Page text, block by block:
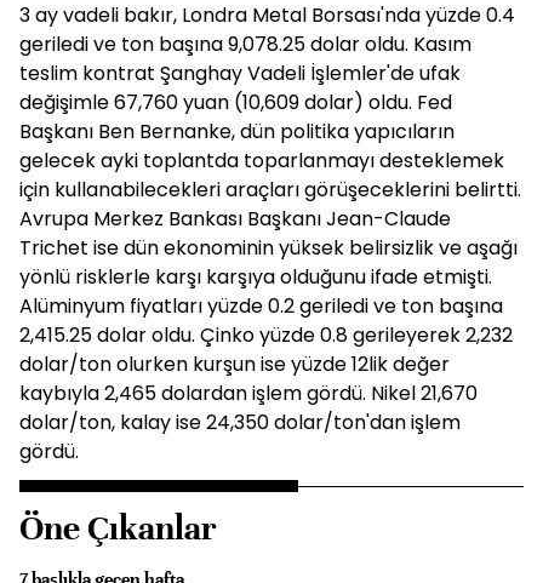
3 ay vadeli bakır, Londra Metal Borsası'nda yüzde 0.4
geriledi ve ton başına 9,078.25 dolar oldu. Kasım
teslim kontrat Şanghay Vadeli İşlemler'de ufak
değişimle 67,760 yuan (10,609 dolar) oldu. Fed
Başkanı Ben Bernanke, dün politika yapıcıların
gelecek ayki toplantda toparlanmayı desteklemek
için kullanabilecekleri araçları görüşeceklerini belirtti.
Avrupa Merkez Bankası Başkanı Jean-Claude
Trichet ise dün ekonominin yüksek belirsizlik ve aşağı
yönlü risklerle karşı karşıya olduğunu ifade etmişti.
Alüminyum fiyatları yüzde 0.2 geriledi ve ton başına
2,415.25 dolar oldu. Çinko yüzde 0.8 gerileyerek 2,232
dolar/ton olurken kurşun ise yüzde 12lik değer
kaybıyla 2,465 dolardan işlem gördü. Nikel 21,670
dolar/ton, kalay ise 24,350 dolar/ton'dan işlem
gördü.
Öne Çıkanlar